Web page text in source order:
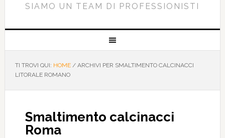
SIAMO UN TEAM DI PROFESSIONISTI
TI TROVI QUI: HOME /ARCHIVI PER SMALTIMENTO CALCINACCI
LITORALE ROMANO
Smaltimento calcinacci
Roma